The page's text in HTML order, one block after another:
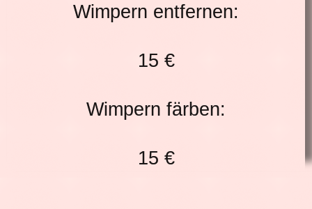
Wimpern entfernen:
15 €
Wimpern färben:
15 €